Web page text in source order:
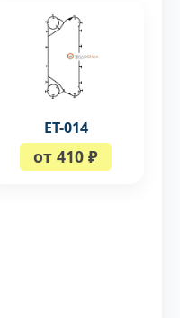
ЕТ-014
от 410 ₽